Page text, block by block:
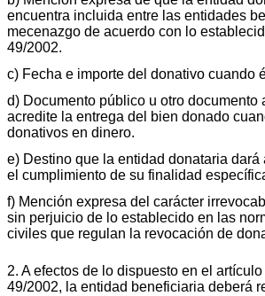
encuentra incluida entre las entidades
mecenazgo de acuerdo con lo
49/2002.
c) Fecha e importe del donativo cuando
d) Documento público u otro documento
acredite la entrega del bien donado
donativos en dinero.
e) Destino que la entidad donataria dará
el cumplimiento de su finalidad
f) Mención expresa del carácter
sin perjuicio de lo establecido en las
civiles que regulan la revocación de
2. A efectos de lo dispuesto en el
49/2002, la entidad beneficiaria deberá